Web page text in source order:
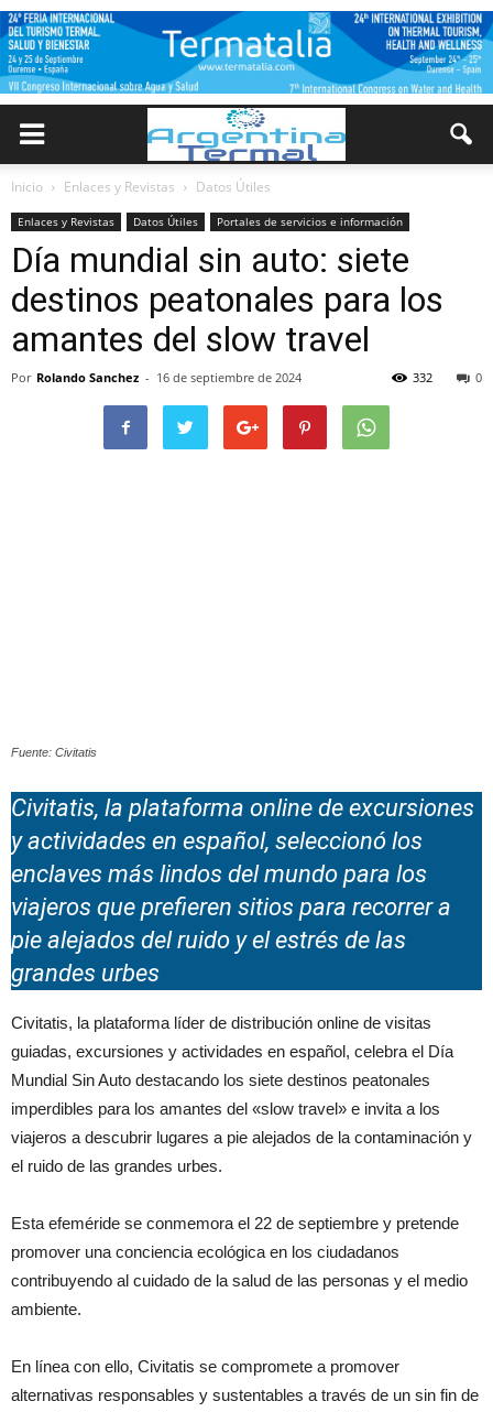
Inicio Enlaces y Revistas Datos Útiles
Enlaces y Revistas Datos Útiles Portales de servicios e información
Día mundial sin auto: siete
destinos peatonales para los
amantes del slow travel
Por Rolando Sanchez - 16 de septiembre de 2024 0
332
Fuente: Civitatis
Civitatis, la plataforma online de excursiones
y actividades en español, seleccionó los
enclaves más lindos del mundo para los
viajeros que prefieren sitios para recorrer a
pie alejados del ruido y el estrés de las
grandes urbes
Civitatis, la plataforma líder de distribución online de visitas
guiadas, excursiones y actividades en español, celebra el Día
Mundial Sin Auto destacando los siete destinos peatonales
imperdibles para los amantes del «slow travel» e invita a los
viajeros a descubrir lugares a pie alejados de la contaminación y
el ruido de las grandes urbes.
Esta efeméride se conmemora el 22 de septiembre y pretende
promover una conciencia ecológica en los ciudadanos
contribuyendo al cuidado de la salud de las personas y el medio
ambiente.
En línea con ello, Civitatis se compromete a promover
alternativas responsables y sustentables a través de un sin fin de